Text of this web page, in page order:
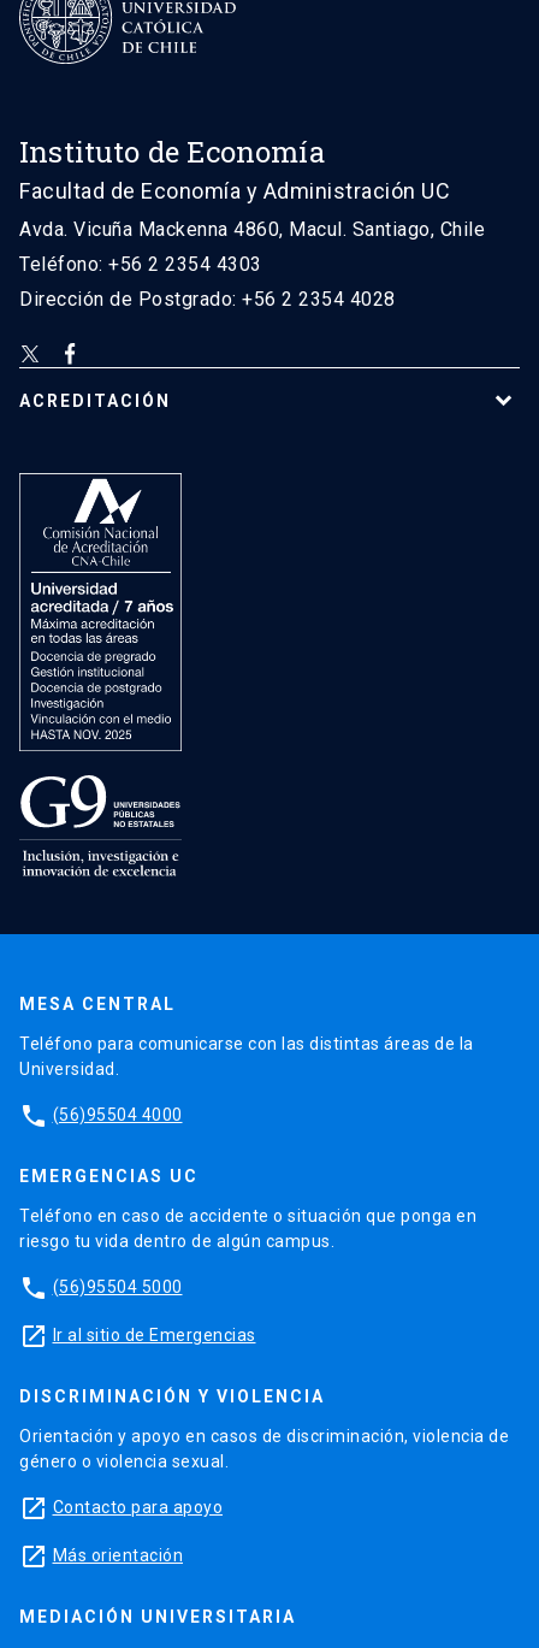
Instituto de Economía
Facultad de Economía y Administración UC
Avda. Vicuña Mackenna 4860, Macul. Santiago, Chile
Teléfono: +56 2 2354 4303
Dirección de Postgrado: +56 2 2354 4028
ACREDITACIÓN
MESA CENTRAL
Teléfono para comunicarse con las distintas áreas de la
Universidad.
phone (56)95504 4000
EMERGENCIAS UC
Teléfono en caso de accidente o situación que ponga en
riesgo tu vida dentro de algún campus.
phone (56)95504 5000
launch Ir al sitio de Emergencias
DISCRIMINACIÓN Y VIOLENCIA
Orientación y apoyo en casos de discriminación, violencia de
género o violencia sexual.
launch Contacto para apoyo
launch Más orientación
MEDIACIÓN UNIVERSITARIA